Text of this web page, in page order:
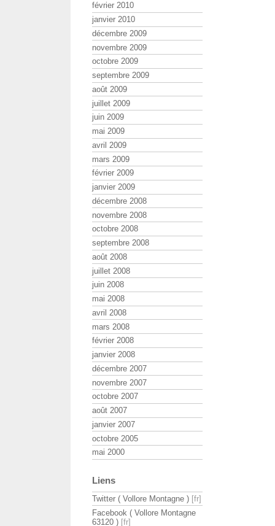
février 2010
janvier 2010
décembre 2009
novembre 2009
octobre 2009
septembre 2009
août 2009
juillet 2009
juin 2009
mai 2009
avril 2009
mars 2009
février 2009
janvier 2009
décembre 2008
novembre 2008
octobre 2008
septembre 2008
août 2008
juillet 2008
juin 2008
mai 2008
avril 2008
mars 2008
février 2008
janvier 2008
décembre 2007
novembre 2007
octobre 2007
août 2007
janvier 2007
octobre 2005
mai 2000
Liens
Twitter ( Vollore Montagne )
Facebook ( Vollore Montagne
63120 )